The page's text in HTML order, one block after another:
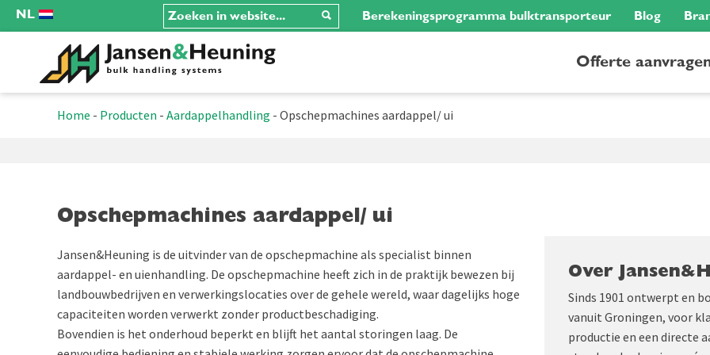
NL Berekeningsprogramma bulktransporteur Blog
Offerte
Home - Producten - Aardappelhandling - Opschepmachines aardappel/ ui
Opschepmachines aardappel/ ui
Jansen&Heuning is de uitvinder van de opschepmachine als specialist binnen
aardappel- en uienhandling. De opschepmachine heeft zich in de praktijk bewezen bij
landbouwbedrijven en verwerkingslocaties over de gehele wereld, waar dagelijks hoge
capaciteiten worden verwerkt zonder productbeschadiging.
Bovendien is het onderhoud beperkt en blijft het aantal storingen laag. De
Over
Sinds 1901 ontwerpt en
vanuit Groningen, voor
productie en een directe